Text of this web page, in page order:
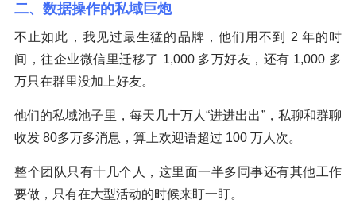
二、数据操作的私域巨炮
不止如此，我见过最生猛的品牌，他们用不到 2 年的时
间，往企业微信里迁移了 1,000 多万好友，还有 1,000 多
万只在群里没加上好友。
他们的私域池子里，每天几十万人“进进出出”，私聊和群聊
收发 80多万多消息，算上欢迎语超过 100 万人次。
整个团队只有十几个人，这里面一半多同事还有其他工作
要做，只有在大型活动的时候来盯一盯。